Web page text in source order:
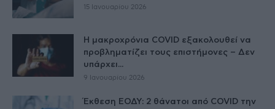
15 Ιανουαρίου 2026
Η μακροχρόνια COVID εξακολουθεί να
προβληματίζει τους επιστήμονες – Δεν
υπάρχει...
9 Ιανουαρίου 2026
Έκθεση ΕΟΔΥ: 2 θάνατοι από COVID την